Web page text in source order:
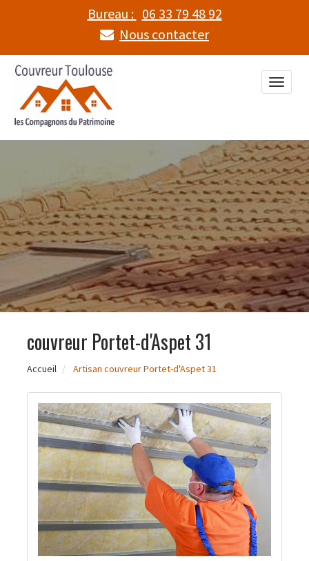
Bureau : 06 33 79 48 92
Nous contacter
Toggle
couvreur Portet-d'Aspet 31
Accueil Artisan couvreur Portet-d'Aspet 31